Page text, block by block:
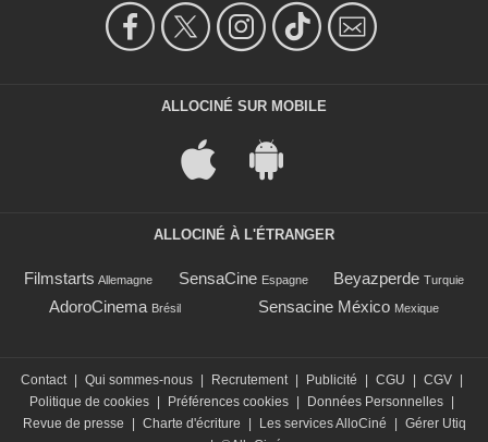
ALLOCINÉ SUR MOBILE
ALLOCINÉ À L'ÉTRANGER
Filmstarts Allemagne SensaCine Espagne Beyazperde Turquie
AdoroCinema Brésil Sensacine México Mexique
Contact | Qui sommes-nous | Recrutement | Publicité | CGU | CGV |
Politique de cookies | Préférences cookies | Données Personnelles |
Revue de presse
| Charte d'écriture | Les services AlloCiné | Gérer Utiq